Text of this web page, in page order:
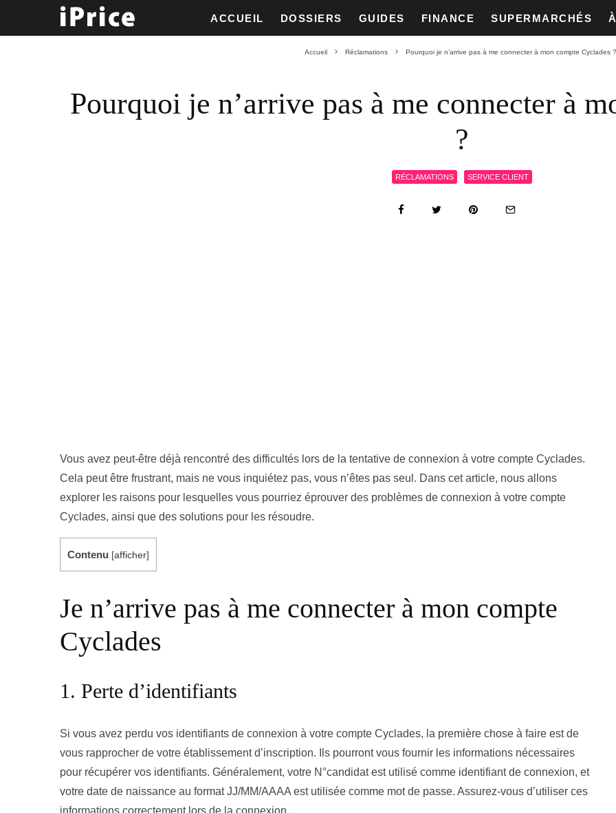
ACCUEIL DOSSIERS GUIDES FINANCE SUPERMARCHÉS
Accueil Réclamations Pourquoi je n’arrive pas à me connecter à mon compte Cyclades ?
Pourquoi je n’arrive pas à me connecter à
?
RÉCLAMATIONS SERVICE CLIENT
Vous avez peut-être déjà rencontré des difficultés lors de la tentative de connexion à votre compte Cyclades.
Cela peut être frustrant, mais ne vous inquiétez pas, vous n’êtes pas seul. Dans cet article, nous allons
explorer les raisons pour lesquelles vous pourriez éprouver des problèmes de connexion à votre compte
Cyclades, ainsi que des solutions pour les résoudre.
Contenu [afficher]
Je n’arrive pas à me connecter à mon compte
Cyclades
1. Perte d’identifiants
Si vous avez perdu vos identifiants de connexion à votre compte Cyclades, la première chose à faire est de
vous rapprocher de votre établissement d’inscription. Ils pourront vous fournir les informations nécessaires
pour récupérer vos identifiants. Généralement, votre N°candidat est utilisé comme identifiant de connexion, et
votre date de naissance au format JJ/MM/AAAA est utilisée comme mot de passe. Assurez-vous d’utiliser ces
informations correctement lors de la connexion.